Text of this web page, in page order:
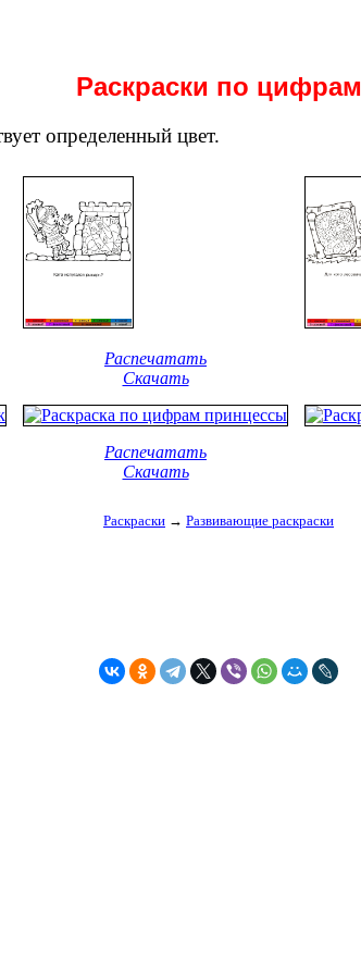
Раскраски по цифрам
определенный цвет.
Распечатать
Скачать
Распечатать
Скачать
Раскраски → Развивающие раскраски